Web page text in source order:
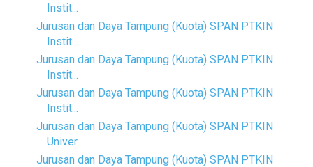
Instit...
Jurusan dan Daya Tampung (Kuota) SPAN PTKIN
Instit...
Jurusan dan Daya Tampung (Kuota) SPAN PTKIN
Instit...
Jurusan dan Daya Tampung (Kuota) SPAN PTKIN
Instit...
Jurusan dan Daya Tampung (Kuota) SPAN PTKIN
Univer...
Jurusan dan Daya Tampung (Kuota) SPAN PTKIN